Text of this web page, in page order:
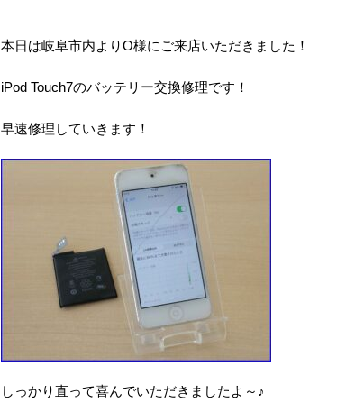
本日は岐阜市内よりO様にご来店いただきました！
iPod Touch7のバッテリー交換修理です！
早速修理していきます！
しっかり直って喜んでいただきましたよ～♪